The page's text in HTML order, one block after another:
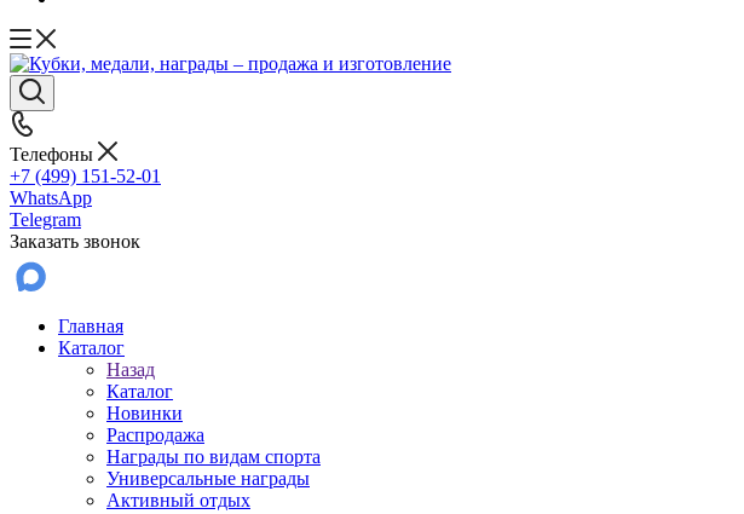
Телефоны
+7 (499) 151-52-01
WhatsApp
Telegram
Заказать звонок
Главная
Каталог
Назад
Каталог
Новинки
Распродажа
Награды по видам спорта
Универсальные награды
Активный отдых